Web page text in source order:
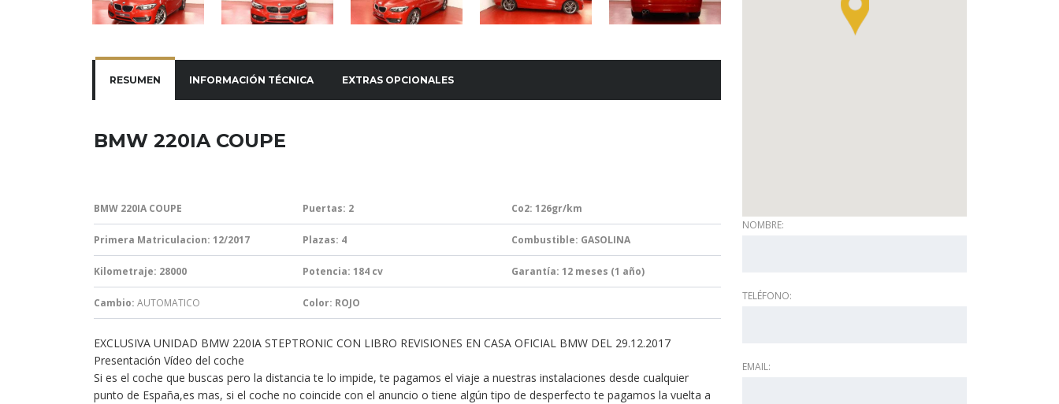
RESUMEN INFORMACIÓN TÉCNICA EXTRAS OPCIONALES
BMW 220IA COUPE
BMW 220IA COUPE Puertas: 2 Co2: 126gr/km
Primera Matriculacion: 12/2017 Plazas: 4 Combustible: GASOLINA
Kilometraje: 28000 Potencia: 184 cv Garantía: 12 meses (1 año)
Cambio: AUTOMATICO Color: ROJO
EXCLUSIVA UNIDAD BMW 220IA STEPTRONIC CON LIBRO REVISIONES EN CASA OFICIAL BMW DEL 29.12.2017
Presentación Vídeo del coche
Si es el coche que buscas pero la distancia te lo impide, te pagamos el viaje a nuestras instalaciones desde cualquier
punto de España,es mas, si el coche no coincide con el anuncio o tiene algún tipo de desperfecto te pagamos la vuelta a
NOMBRE:
TELÉFONO:
EMAIL: